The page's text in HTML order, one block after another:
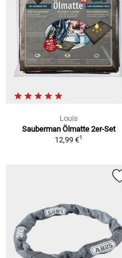
Louis
Sauberman Ölmatte 2er-Set
12,99 €1